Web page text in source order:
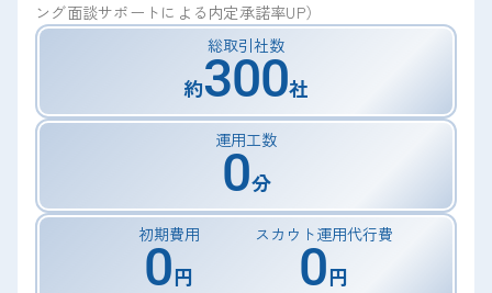
ング面談サポートによる内定承諾率UP）
総取引社数
約300社
運用工数
0分
初期費用
0円
スカウト運用代行費
0円